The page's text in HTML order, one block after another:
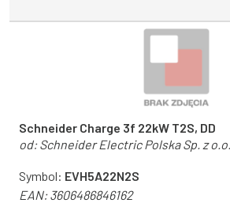
Schneider Charge 3f 22kW T2S, DD
od:Schneider Electric Polska Sp. z o.o.
Symbol: EVH5A22N2S
EAN:3606486846162